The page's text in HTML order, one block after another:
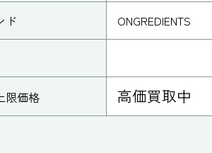
ド ONGREDIENTS
限価格 高価買取中